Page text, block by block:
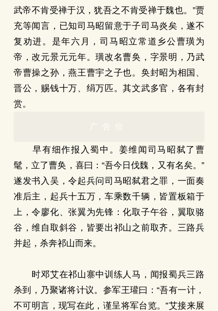
武帝不肯受禅于汉，犹吾之不肯受禅于魏也。”贾
充等闻言，已知司马昭留意于子司马炎矣，遂不
复劝进。是年六月，司马昭立常道乡公曹璜为
帝，改元景元元年。璜改名曹奂，字景明，乃武
帝曹操之孙，燕王曹宇之子也。奂封昭为相国、
晋公，赐钱十万、绢万匹。其文武多官，各有封
赏。
广告位
早有细作报入蜀中。姜维闻司马昭弑了曹
髦，立了曹奂，喜曰：“吾今日伐魏，又有名矣。”
遂发书入吴，令起兵问司马昭弑君之罪，一面奏
准后主，起兵十五万，车乘数千辆，皆置板箱于
上，令廖化、张翼为先锋：化取子午谷，翼取骆
谷，维自取斜谷，皆要出祁山之前取齐。三路兵
并起，杀奔祁山而来。
时邓艾在祁山寨中训练人马，闻报蜀兵三路
杀到，乃聚诸将计议。参军王瓘曰：“吾有一计，
不可明言，现写在此，谨呈将军台览。”艾接来展